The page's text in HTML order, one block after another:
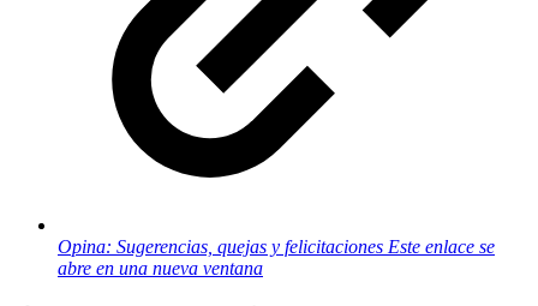
Opina: Sugerencias, quejas y felicitaciones Este enlace se
abre en una nueva ventana